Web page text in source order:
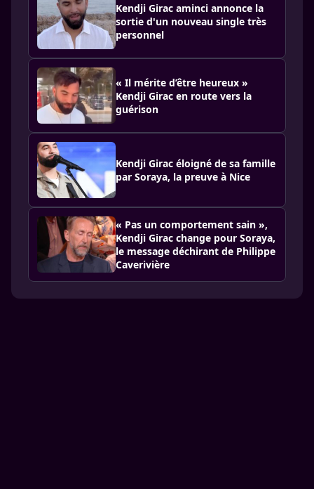
Kendji Girac aminci annonce la
sortie d'un nouveau single très
personnel
« Il mérite d’être heureux »
Kendji Girac en route vers la
guérison
Kendji Girac éloigné de sa famille
par Soraya, la preuve à Nice
« Pas un comportement sain »,
Kendji Girac change pour Soraya,
le message déchirant de Philippe
Caverivière